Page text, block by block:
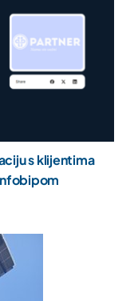
s klijentima